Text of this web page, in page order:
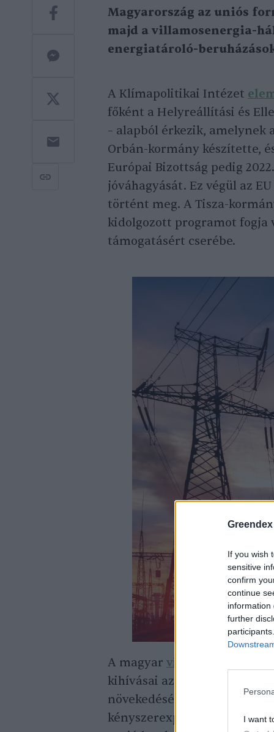
Greendex
If you wish
sensitive
confirm
continue
information
further
I want
Magyarország az uniós
majd a villamosenergia-
energiatároló-
A Klímapolitikai Intézet
főként a Helyreállítási és
– alapból érkezik, amelynek
Orbán-kormány készítette,
Európai Bizottság pedig
jóváhagyását. Ez végül az
történt meg. A Tisza-
kidolgozott programot fogja
támogatásért cserébe.
A magyar villamosenergia
kihívásai az időjárásfüggő
növekedéséből
kényszerexport és az egyre